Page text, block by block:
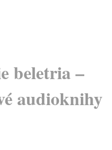
beletria –
audioknihy